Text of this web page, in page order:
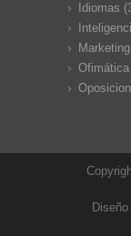
Idiomas
Ofimática